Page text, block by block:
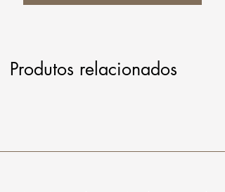
Produtos relacionados